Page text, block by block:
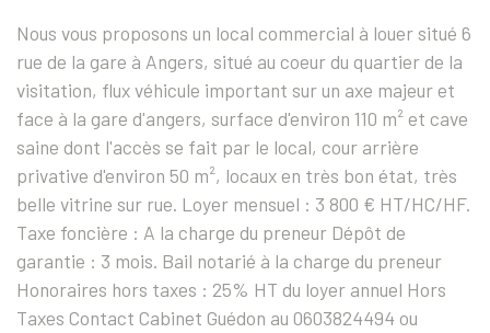
Nous vous proposons un local commercial à louer situé 6
rue de la gare à Angers, situé au coeur du quartier de la
visitation, flux véhicule important sur un axe majeur et
face à la gare d'angers, surface d'environ 110 m² et cave
saine dont l'accès se fait par le local, cour arrière
privative d'environ 50 m², locaux en très bon état, très
belle vitrine sur rue. Loyer mensuel : 3 800 € HT/HC/HF.
Taxe foncière : A la charge du preneur Dépôt de
garantie : 3 mois. Bail notarié à la charge du preneur
Honoraires hors taxes : 25% HT du loyer annuel Hors
Taxes Contact Cabinet Guédon au 0603824494 ou